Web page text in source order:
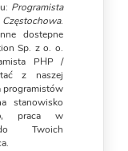
Programista
.
dostepne
Sp. z o. o.
PHP /
z naszej
programistów
stanowisko
, praca w
Twoich